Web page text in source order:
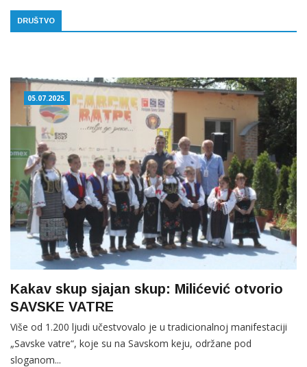
DRUŠTVO
05.07.2025.
Kakav skup sjajan skup: Milićević otvorio
SAVSKE VATRE
Više od 1.200 ljudi učestvovalo je u tradicionalnoj manifestaciji
„Savske vatre“, koje su na Savskom keju, održane pod
sloganom...